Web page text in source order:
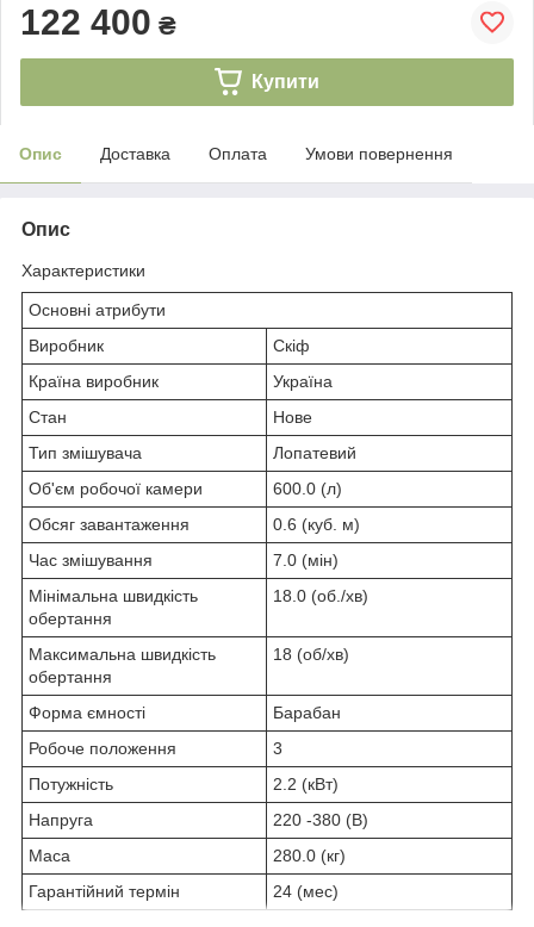
122 400 ₴
Купити
Опис Доставка Оплата Умови повернення
Опис
Характеристики
Основні атрибути
Виробник
Скіф
Країна виробник
Україна
Стан
Нове
Тип змішувача
Лопатевий
Об'єм робочої камери
600.0 (л)
Обсяг завантаження
0.6 (куб. м)
Час змішування
7.0 (мін)
Мінімальна швидкість
обертання
18.0 (об./хв)
Максимальна швидкість
обертання
18 (об/хв)
Форма ємності
Барабан
Робоче положення
3
Потужність
2.2 (кВт)
Напруга
220 -380 (В)
Маса
280.0 (кг)
Гарантійний термін
24 (мес)